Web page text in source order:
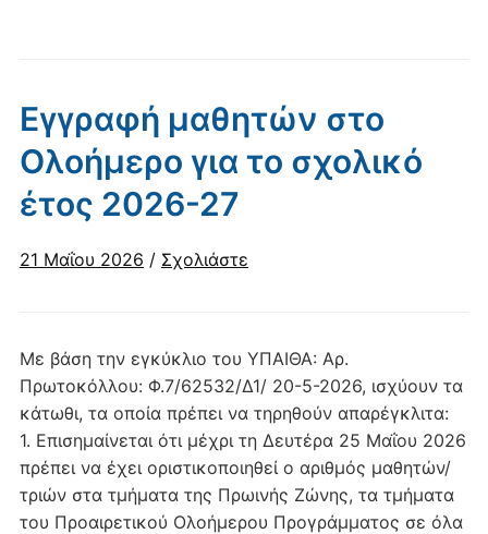
Εγγραφή μαθητών στο
Ολοήμερο για το σχολικό
έτος 2026-27
21 Μαΐου 2026 / Σχολιάστε
Με βάση την εγκύκλιο του ΥΠΑΙΘΑ: Αρ.
Πρωτοκόλλου: Φ.7/62532/Δ1/ 20-5-2026, ισχύουν τα
κάτωθι, τα οποία πρέπει να τηρηθούν απαρέγκλιτα:
1. Επισημαίνεται ότι μέχρι τη Δευτέρα 25 Μαΐου 2026
πρέπει να έχει οριστικοποιηθεί ο αριθμός μαθητών/
τριών στα τμήματα της Πρωινής Ζώνης, τα τμήματα
του Προαιρετικού Ολοήμερου Προγράμματος σε όλα